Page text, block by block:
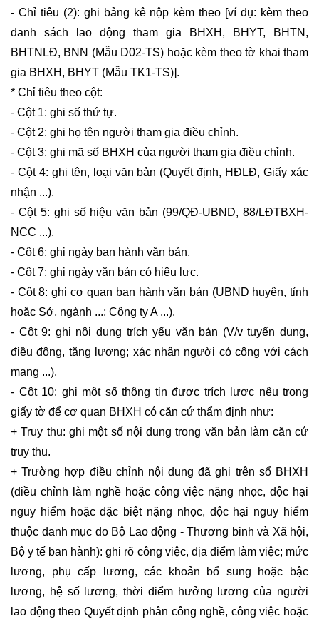
- Chỉ tiêu (2): ghi bảng kê nộp kèm theo [ví dụ: kèm theo
danh sách lao động tham gia BHXH, BHYT, BHTN,
BHTNLĐ, BNN (Mẫu D02-TS) hoặc kèm theo tờ khai tham
gia BHXH, BHYT (Mẫu TK1-TS)].
* Chỉ tiêu theo cột:
- Cột 1: ghi số thứ tự.
- Cột 2: ghi họ tên người tham gia điều chỉnh.
- Cột 3: ghi mã số BHXH của người tham gia điều chỉnh.
- Cột 4: ghi tên, loại văn bản (Quyết định, HĐLĐ, Giấy xác
nhận ...).
- Cột 5: ghi số hiệu văn bản (99/QĐ-UBND, 88/LĐTBXH-
NCC ...).
- Cột 6: ghi ngày ban hành văn bản.
- Cột 7: ghi ngày văn bản có hiệu lực.
- Cột 8: ghi cơ quan ban hành văn bản (UBND huyện, tỉnh
hoặc Sở, ngành ...; Công ty A ...).
- Cột 9: ghi nội dung trích yếu văn bản (V/v tuyển dụng,
điều động, tăng lương; xác nhận người có công với cách
mạng ...).
- Cột 10: ghi một số thông tin được trích lược nêu trong
giấy tờ để cơ quan BHXH có căn cứ thẩm định như:
+ Truy thu: ghi một số nội dung trong văn bản làm căn cứ
truy thu.
+ Trường hợp điều chỉnh nội dung đã ghi trên sổ BHXH
(điều chỉnh làm nghề hoặc công việc nặng nhọc, độc hại
nguy hiểm hoặc đặc biệt nặng nhọc, độc hại nguy hiểm
thuộc danh mục do Bộ Lao động - Thương binh và Xã hội,
Bộ y tế ban hành): ghi rõ công việc, địa điểm làm việc; mức
lương, phụ cấp lương, các khoản bổ sung hoặc bậc
lương, hệ số lương, thời điểm hưởng lương của người
lao động theo Quyết định phân công nghề, công việc hoặc